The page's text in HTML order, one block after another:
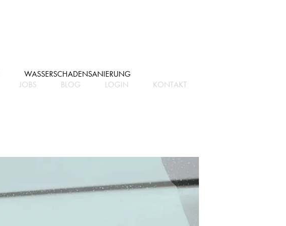
WASSERSCHADENSANIERUNG
JOBS BLOG LOGIN KONTAKT